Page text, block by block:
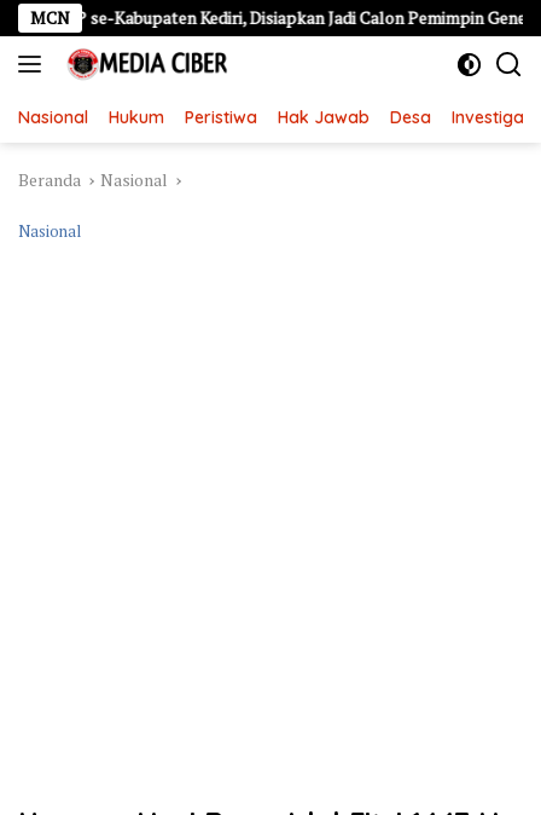
Langsung
ke
konten
MCN
Kabupaten Kediri, Disiapkan Jadi Calon Pemimpin Generasi Emas
Nasional Hukum Peristiwa Hak Jawab Desa Investigasi
Beranda Nasional
Nasional